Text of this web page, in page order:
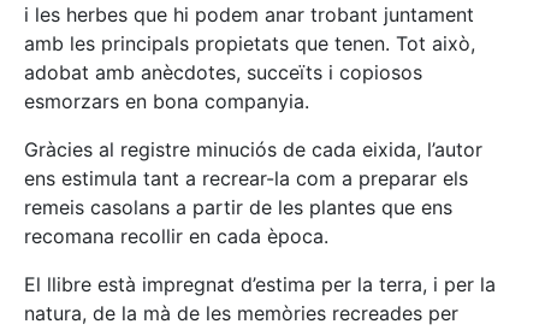
i les herbes que hi podem anar trobant juntament
amb les principals propietats que tenen. Tot això,
adobat amb anècdotes, succeïts i copiosos
esmorzars en bona companyia.
Gràcies al registre minuciós de cada eixida, l’autor
ens estimula tant a recrear-la com a preparar els
remeis casolans a partir de les plantes que ens
recomana recollir en cada època.
El llibre està impregnat d’estima per la terra, i per la
natura, de la mà de les memòries recreades per